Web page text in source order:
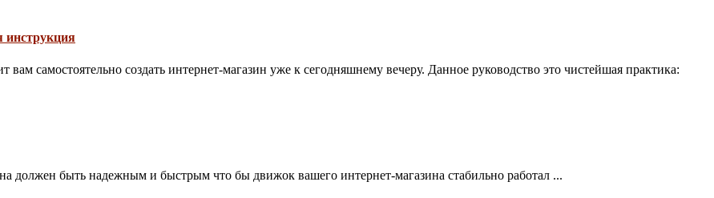
инструкция
самостоятельно создать интернет-магазин уже к сегодняшнему вечеру. Данное руководство это чистейшая практика:
должен быть надежным и быстрым что бы движок вашего интернет-магазина стабильно работал ...